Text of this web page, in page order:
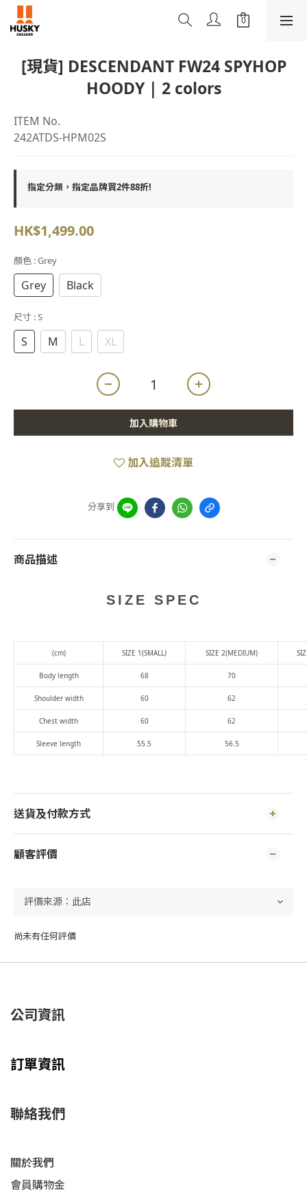
[現貨] DESCENDANT FW24 SPYHOP
HOODY | 2 colors
ITEM No.
242ATDS-HPM02S
指定分類，指定品牌買2件88折!
HK$1,499.00
顏色 : Grey
Grey Black
尺寸 : S
S M L XL
加入購物車
加入追蹤清單
分享到
商品描述
SIZE SPEC
(cm) SIZE 1(SMALL) SIZE 2(MEDIUM)
Body length 68 70
Shoulder width 60 62
Chest width 60 62
Sleeve length 55.5 56.5
送貨及付款方式
顧客評價
尚未有任何評價
公司資訊
訂單資訊
聯絡我們
關於我們
會員購物金